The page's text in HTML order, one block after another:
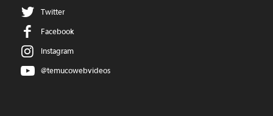
Twitter
Facebook
Instagram
@temucowebvideos